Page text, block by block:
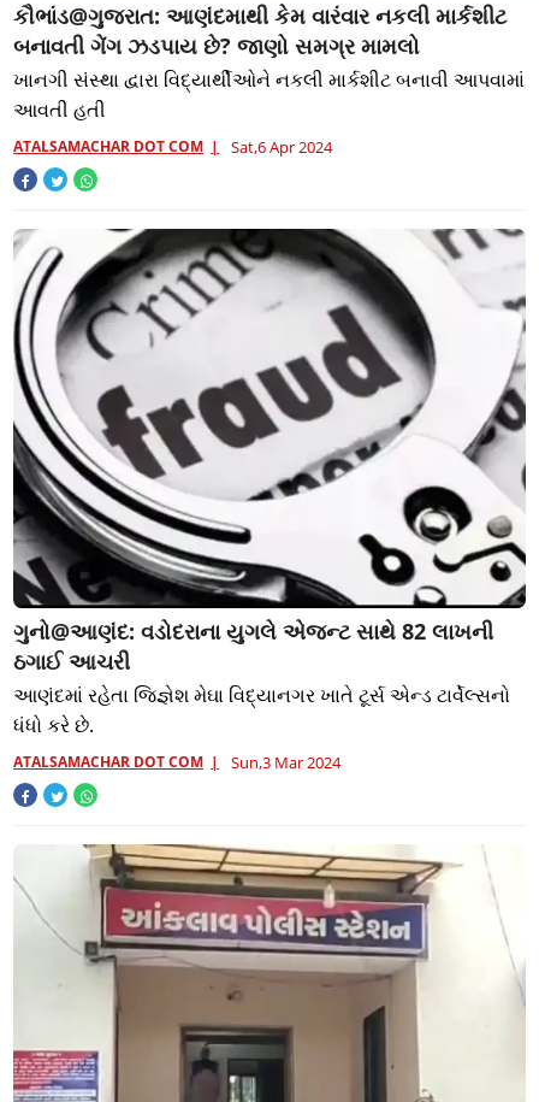
કૌભાંડ@ગુજરાત: આણંદમાથી કેમ વારંવાર નકલી માર્કશીટ
બનાવતી ગેંગ ઝડપાય છે? જાણો સમગ્ર મામલો
ખાનગી સંસ્થા દ્વારા વિદ્યાર્થીઓને નકલી માર્કશીટ બનાવી આપવામાં
આવતી હતી
ATALSAMACHAR DOT COM Sat,6 Apr 2024
ગુનો@આણંદ: વડોદરાના યુગલે એજન્ટ સાથે 82 લાખની
ઠગાઈ આચરી
આણંદમાં રહેતા જિજ્ઞેશ મેઘા વિદ્યાનગર ખાતે ટૂર્સ એન્ડ ટાર્વેલ્સનો
ધંધો કરે છે.
ATALSAMACHAR DOT COM Sun,3 Mar 2024